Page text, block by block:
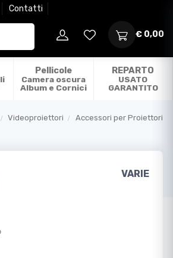
Contatti
€ 0,00
Pellicole
Camera oscura
Album e Cornici
REPARTO
USATO
GARANTITO
Videoproiettori Accessori per Proiettori
VARIE